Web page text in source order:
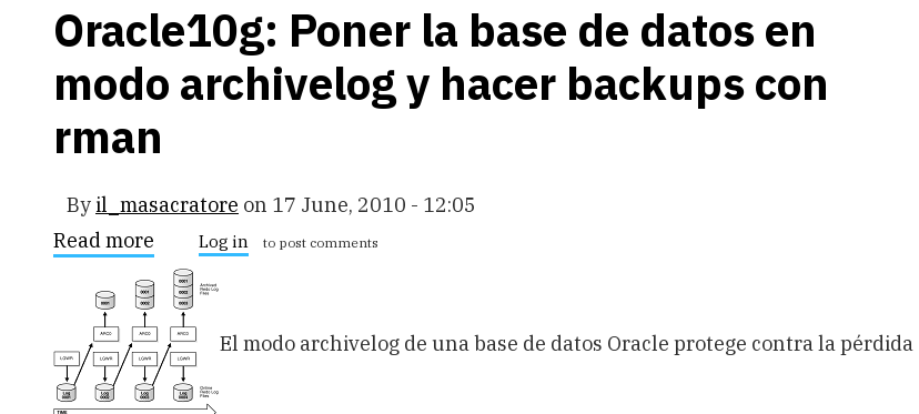
Oracle10g: Poner la base de datos en
modo archivelog y hacer backups con
rman
Byil_masacratore on 17 June, 2010 - 12:05
Read more about
Oracle10g:
Poner
base
de
datos
en
modo
Log in to post comments
El modo archivelog de una base de datos Oracle protege contra la pérdida